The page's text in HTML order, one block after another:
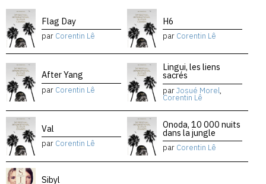
Flag Day
par Corentin Lê
H6
par Corentin Lê
After Yang
par Corentin Lê
Lingui, les liens
sacrés
parJosué Morel,
Corentin Lê
Val
par Corentin Lê
Onoda, 10 000 nuits
dans la jungle
par Corentin Lê
Sibyl